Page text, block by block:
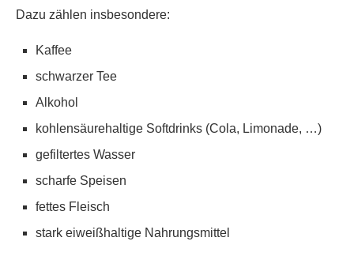
Dazu zählen insbesondere:
Kaffee
schwarzer Tee
Alkohol
kohlensäurehaltige Softdrinks (Cola, Limonade, …)
gefiltertes Wasser
scharfe Speisen
fettes Fleisch
stark eiweißhaltige Nahrungsmittel